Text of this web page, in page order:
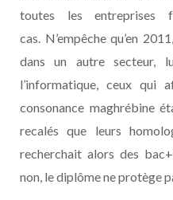
toutes les entreprises
cas. N’empêche qu’en
dans un autre secteur,
l’informatique, ceux qui
consonance maghrébine
recalés que leurs
recherchait alors des
non, le diplôme ne protège